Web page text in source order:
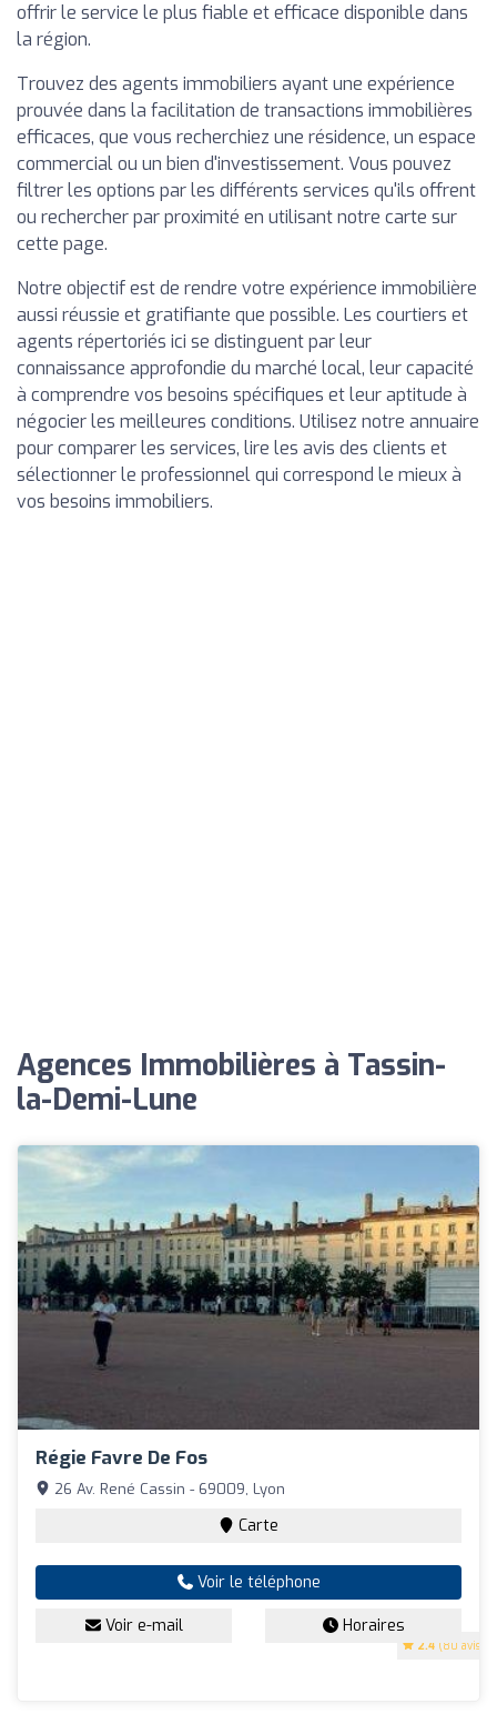
offrir le service le plus fiable et efficace disponible dans
la région.
Trouvez des agents immobiliers ayant une expérience
prouvée dans la facilitation de transactions immobilières
efficaces, que vous recherchiez une résidence, un espace
commercial ou un bien d'investissement. Vous pouvez
filtrer les options par les différents services qu'ils offrent
ou rechercher par proximité en utilisant notre carte sur
cette page.
Notre objectif est de rendre votre expérience immobilière
aussi réussie et gratifiante que possible. Les courtiers et
agents répertoriés ici se distinguent par leur
connaissance approfondie du marché local, leur capacité
à comprendre vos besoins spécifiques et leur aptitude à
négocier les meilleures conditions. Utilisez notre annuaire
pour comparer les services, lire les avis des clients et
sélectionner le professionnel qui correspond le mieux à
vos besoins immobiliers.
Agences Immobilières à Tassin-
la-Demi-Lune
Régie Favre De Fos
2.4 (80 avis)
26 Av. René Cassin - 69009, Lyon
Carte
Voir le téléphone
Voir e-mail Horaires